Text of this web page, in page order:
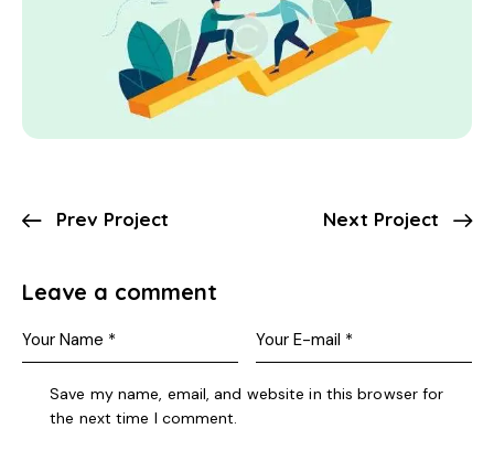
Prev Project Next Project
Leave a comment
Save my name, email, and website in this browser for
the next time I comment.